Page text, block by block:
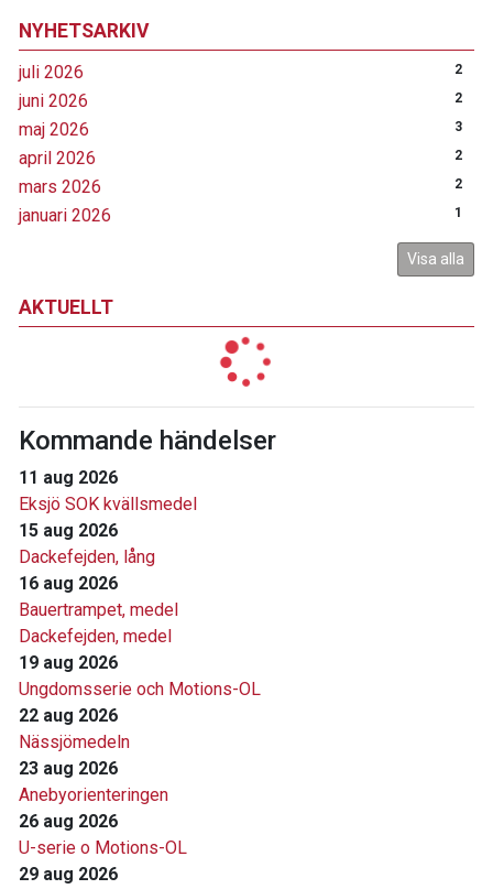
NYHETSARKIV
juli 2026 2
juni 2026 2
maj 2026 3
april 2026 2
mars 2026 2
januari 2026 1
Visa alla
AKTUELLT
Kommande händelser
11 aug 2026
Eksjö SOK kvällsmedel
15 aug 2026
Dackefejden, lång
16 aug 2026
Bauertrampet, medel
Dackefejden, medel
19 aug 2026
Ungdomsserie och Motions-OL
22 aug 2026
Nässjömedeln
23 aug 2026
Anebyorienteringen
26 aug 2026
U-serie o Motions-OL
29 aug 2026